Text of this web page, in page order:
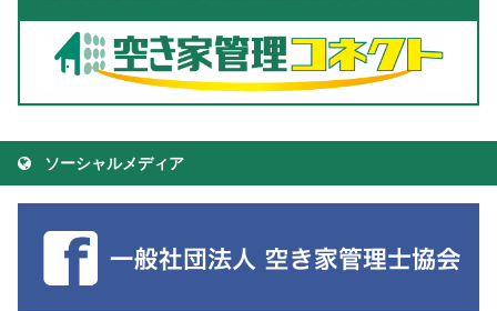
ソーシャルメディア